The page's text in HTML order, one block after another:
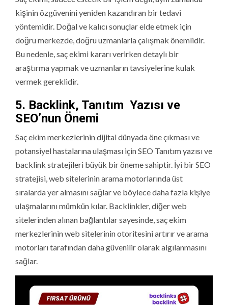
kişinin özgüvenini yeniden kazandıran bir tedavi
yöntemidir. Doğal ve kalıcı sonuçlar elde etmek için
doğru merkezde, doğru uzmanlarla çalışmak önemlidir.
Bu nedenle, saç ekimi kararı verirken detaylı bir
araştırma yapmak ve uzmanların tavsiyelerine kulak
vermek gereklidir.
5. Backlink, Tanıtım Yazısı ve
SEO’nun Önemi
Saç ekim merkezlerinin dijital dünyada öne çıkması ve
potansiyel hastalarına ulaşması için SEO Tanıtım yazısı ve
backlink stratejileri büyük bir öneme sahiptir. İyi bir SEO
stratejisi, web sitelerinin arama motorlarında üst
sıralarda yer almasını sağlar ve böylece daha fazla kişiye
ulaşmalarını mümkün kılar. Backlinkler, diğer web
sitelerinden alınan bağlantılar sayesinde, saç ekim
merkezlerinin web sitelerinin otoritesini artırır ve arama
motorları tarafından daha güvenilir olarak algılanmasını
sağlar.